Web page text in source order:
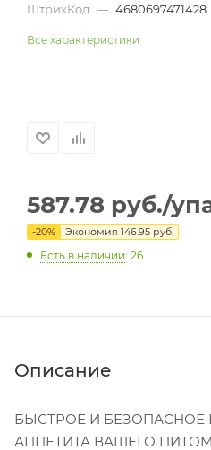
ШтрихКод — 4680697471428
Все характеристики
587.78 руб./
-20% Экономия 146.95 руб.
Есть в наличии: 26
Описание
БЫСТРОЕ И БЕЗОПАСНОЕ
АППЕТИТА ВАШЕГО